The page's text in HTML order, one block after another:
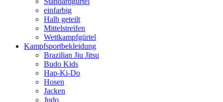
einfarbig
Halb geteilt
Mittelstreifen
Wettkampfgürtel
Kampfsportbekleidung
Brazilian Jiu Jitsu
Budo Kids
Hap-Ki-Do
Hosen
Jacken
Judo